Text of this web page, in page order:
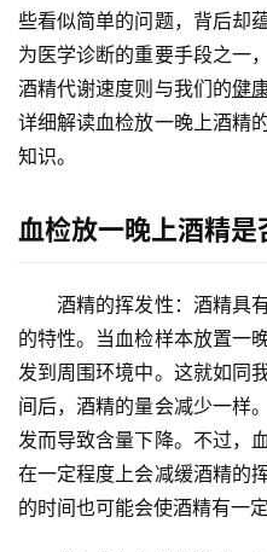
些看似简单的问题，背后却
为医学诊断的重要手段之一
酒精代谢速度则与我们的健
详细解读血检放一晚上酒精
知识。
血检放一晚上酒精是
酒精的挥发性：酒精具有
的特性。当血检样本放置一
发到周围环境中。这就如同
间后，酒精的量会减少一样
发而导致含量下降。不过，
在一定程度上会减缓酒精的
的时间也可能会使酒精有一